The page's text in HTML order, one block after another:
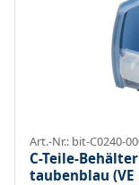
Art.-Nr.: bit-C0240-
C-Teile-Behälter
taubenblau (VE